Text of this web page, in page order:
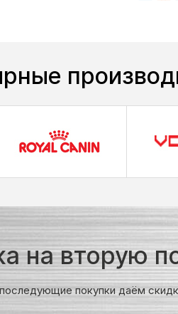
на вторую
покупки даём